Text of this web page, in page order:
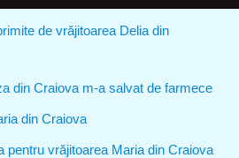
de vrăjitoarea Delia din
din Craiova m-a salvat de farmece
din Craiova
pentru vrăjitoarea Maria din Craiova